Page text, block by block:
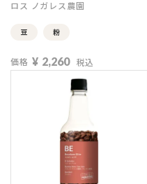
ロス ノガレス農園
豆 粉
価格 ¥ 2,260 税込